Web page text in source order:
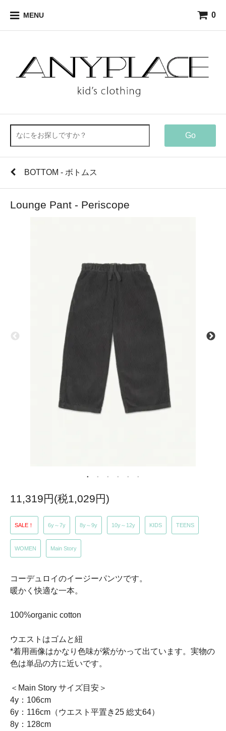
MENU 0
Go
BOTTOM - ボトムス
Lounge Pant - Periscope
11,319円(税1,029円)
SALE！ 6y～7y 8y～9y 10y～12y KIDS TEENS
WOMEN Main Story
コーデュロイのイージーパンツです。
暖かく快適な一本。
100%organic cotton
ウエストはゴムと紐
*着用画像はかなり色味が紫がかって出ています。実物の
色は単品の方に近いです。
＜Main Story サイズ目安＞
4y：106cm
6y：116cm（ウエスト平置き25 総丈64）
8y：128cm